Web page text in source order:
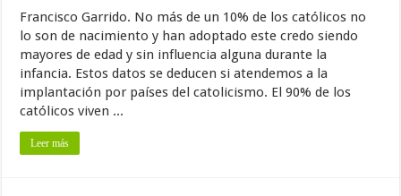
Francisco Garrido. No más de un 10% de los católicos no
lo son de nacimiento y han adoptado este credo siendo
mayores de edad y sin influencia alguna durante la
infancia. Estos datos se deducen si atendemos a la
implantación por países del catolicismo. El 90% de los
católicos viven ...
Leer más